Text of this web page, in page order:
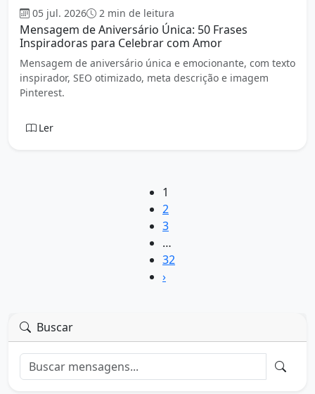
05 jul. 2026 2 min de leitura
Mensagem de Aniversário Única: 50 Frases
Inspiradoras para Celebrar com Amor
Mensagem de aniversário única e emocionante, com texto
inspirador, SEO otimizado, meta descrição e imagem
Pinterest.
Ler
1
2
3
…
32
›
Buscar